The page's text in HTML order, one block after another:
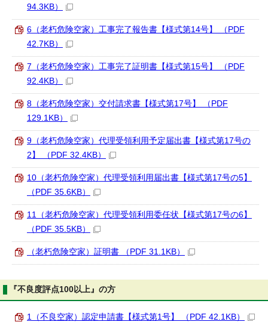
94.3KB）
6（老朽危険空家）工事完了報告書【様式第14号】 （PDF
42.7KB）
7（老朽危険空家）工事完了証明書【様式第15号】 （PDF
92.4KB）
8（老朽危険空家）交付請求書【様式第17号】 （PDF
129.1KB）
9（老朽危険空家）代理受領利用予定届出書【様式第17号の
2】 （PDF 32.4KB）
10（老朽危険空家）代理受領利用届出書【様式第17号の5】
（PDF 35.6KB）
11（老朽危険空家）代理受領利用委任状【様式第17号の6】
（PDF 35.5KB）
（老朽危険空家）証明書 （PDF 31.1KB）
『不良度評点100以上』の方
1（不良空家）認定申請書【様式第1号】 （PDF 42.1KB）